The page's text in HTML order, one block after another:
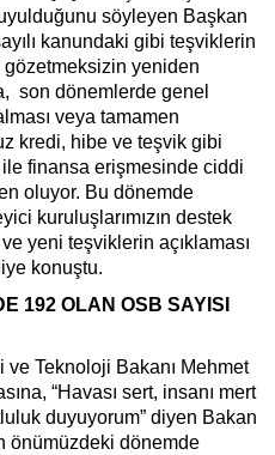
söyleyen Başkan
kanundaki gibi teşviklerin
gözetmeksizin yeniden
son dönemlerde genel
veya tamamen
kredi, hibe ve teşvik gibi
finansa erişmesinde ciddi
oluyor. Bu dönemde
kuruluşlarımızın destek
yeni teşviklerin açıklaması
konuştu.
192 OLAN OSB SAYISI
ve Teknoloji Bakanı Mehmet
“Havası sert, insanı mert
duyuyorum” diyen Bakan
önümüzdeki dönemde